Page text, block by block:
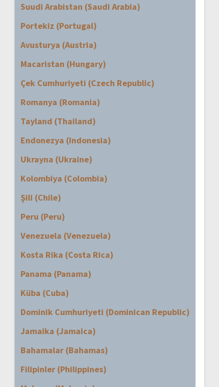
Suudi Arabistan (Saudi Arabia)
Portekiz (Portugal)
Avusturya (Austria)
Macaristan (Hungary)
Çek Cumhuriyeti (Czech Republic)
Romanya (Romania)
Tayland (Thailand)
Endonezya (Indonesia)
Ukrayna (Ukraine)
Kolombiya (Colombia)
Şili (Chile)
Peru (Peru)
Venezuela (Venezuela)
Kosta Rika (Costa Rica)
Panama (Panama)
Küba (Cuba)
Dominik Cumhuriyeti (Dominican Republic)
Jamaika (Jamaica)
Bahamalar (Bahamas)
Filipinler (Philippines)